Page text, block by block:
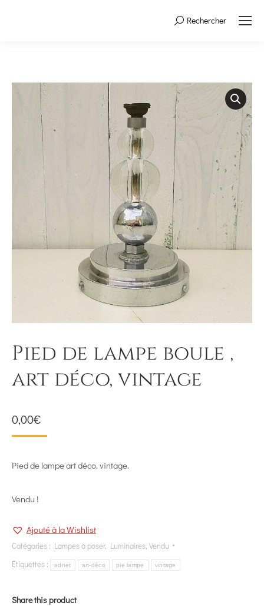
Search:Rechercher
Pied de lampe boule ,
art déco, vintage
0,00€
Pied de lampe art déco, vintage.
Vendu !
Ajouté à la Wishlist
Catégories : Lampes à poser, Luminaires, Vendu
Étiquettes :
adnet art-déco pie lampe vintage
Share this product